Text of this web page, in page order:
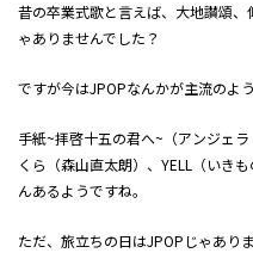
昔の卒業式歌と言えば、大地讃頌
ゃありませんでした？
ですが今はJPOPなんかが主流のよう
手紙~拝啓十五の君へ~（アンジェ
くら（森山直太朗）、YELL（いき
んあるようですね。
ただ、旅立ちの日はJPOPじゃあり